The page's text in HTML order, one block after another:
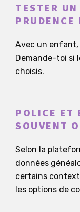
TESTER
PRUDENCE
Avec un enfant,
Demande-toi si
choisis.
POLICE ET
SOUVENT
Selon la
données
certains
les options de